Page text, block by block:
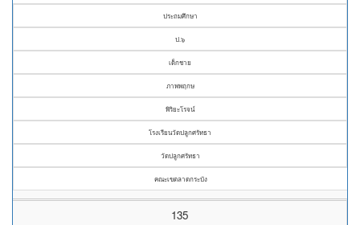
ประถมศึกษา
ป.๖
เด็กชาย
ภาพพฤกษ
พิริยะโรจน์
โรงเรียนวัดปลูกศรัทธา
วัดปลูกศรัทธา
คณะเขตลาดกระบัง
135